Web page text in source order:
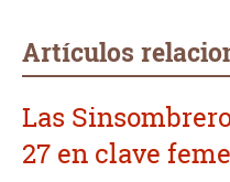
Artículos
Las
27 en clave